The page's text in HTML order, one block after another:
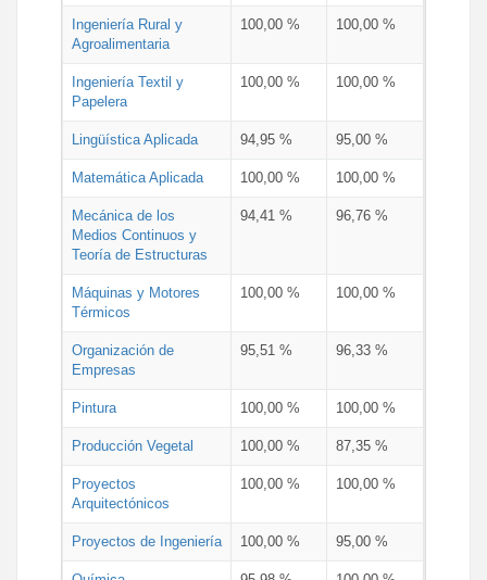
Ingeniería Rural y
Agroalimentaria
100,00 % 100,00 %
Ingeniería Textil y
Papelera
100,00 % 100,00 %
Lingüística Aplicada 94,95 % 95,00 %
Matemática Aplicada 100,00 % 100,00 %
Mecánica de los
Medios Continuos y
Teoría de Estructuras
94,41 % 96,76 %
Máquinas y Motores
Térmicos
100,00 % 100,00 %
Organización de
Empresas
95,51 % 96,33 %
Pintura 100,00 % 100,00 %
Producción Vegetal 100,00 % 87,35 %
Proyectos
Arquitectónicos
100,00 % 100,00 %
Proyectos de Ingeniería 100,00 % 95,00 %